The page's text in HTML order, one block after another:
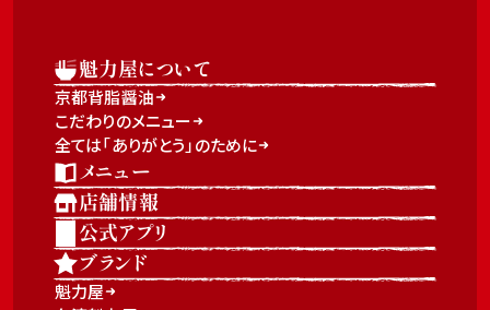
魁力屋について
京都背脂醤油
こだわりのメニュー
全ては「ありがとう」のために
メニュー
店舗情報
公式アプリ
ブランド
魁力屋